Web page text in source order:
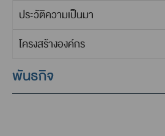
ประวัติความเป็นมา
โครงสร้างองค์กร
พันธกิจ